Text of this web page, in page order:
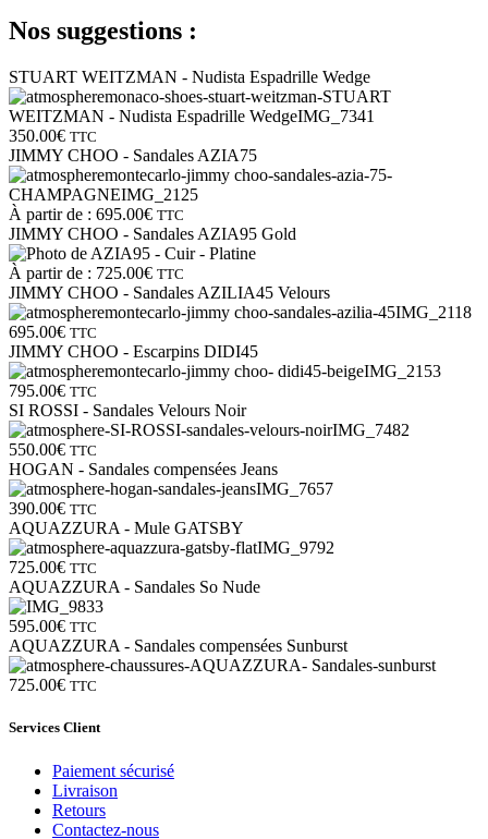
Nos suggestions :
STUART WEITZMAN - Nudista Espadrille Wedge
350.00€ TTC
JIMMY CHOO - Sandales AZIA75
À partir de : 695.00€ TTC
JIMMY CHOO - Sandales AZIA95 Gold
À partir de : 725.00€ TTC
JIMMY CHOO - Sandales AZILIA45 Velours
695.00€ TTC
JIMMY CHOO - Escarpins DIDI45
795.00€ TTC
SI ROSSI - Sandales Velours Noir
550.00€ TTC
HOGAN - Sandales compensées Jeans
390.00€ TTC
AQUAZZURA - Mule GATSBY
725.00€ TTC
AQUAZZURA - Sandales So Nude
595.00€ TTC
AQUAZZURA - Sandales compensées Sunburst
725.00€ TTC
Services Client
Paiement sécurisé
Livraison
Retours
Contactez-nous